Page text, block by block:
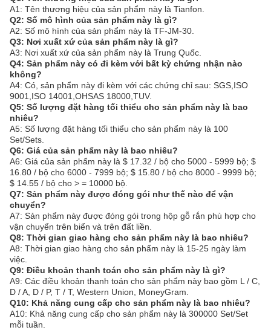
A1: Tên thương hiệu của sản phẩm này là Tianfon.
Q2: Số mô hình của sản phẩm này là gì?
A2: Số mô hình của sản phẩm này là TF-JM-30.
Q3: Nơi xuất xứ của sản phẩm này là gì?
A3: Nơi xuất xứ của sản phẩm này là Trung Quốc.
Q4: Sản phẩm này có đi kèm với bất kỳ chứng nhận nào
không?
A4: Có, sản phẩm này đi kèm với các chứng chỉ sau: SGS,ISO
9001,ISO 14001,OHSAS 18000,TUV.
Q5: Số lượng đặt hàng tối thiểu cho sản phẩm này là bao
nhiêu?
A5: Số lượng đặt hàng tối thiểu cho sản phẩm này là 100
Set/Sets.
Q6: Giá của sản phẩm này là bao nhiêu?
A6: Giá của sản phẩm này là $ 17.32 / bộ cho 5000 - 5999 bộ; $
16.80 / bộ cho 6000 - 7999 bộ; $ 15.80 / bộ cho 8000 - 9999 bộ;
$ 14.55 / bộ cho > = 10000 bộ.
Q7: Sản phẩm này được đóng gói như thế nào để vận
chuyển?
A7: Sản phẩm này được đóng gói trong hộp gỗ rắn phù hợp cho
vận chuyển trên biển và trên đất liền.
Q8: Thời gian giao hàng cho sản phẩm này là bao nhiêu?
A8: Thời gian giao hàng cho sản phẩm này là 15-25 ngày làm
việc.
Q9: Điều khoản thanh toán cho sản phẩm này là gì?
A9: Các điều khoản thanh toán cho sản phẩm này bao gồm L / C,
D / A, D / P, T / T, Western Union, MoneyGram.
Q10: Khả năng cung cấp cho sản phẩm này là bao nhiêu?
A10: Khả năng cung cấp cho sản phẩm này là 300000 Set/Set
mỗi tuần.